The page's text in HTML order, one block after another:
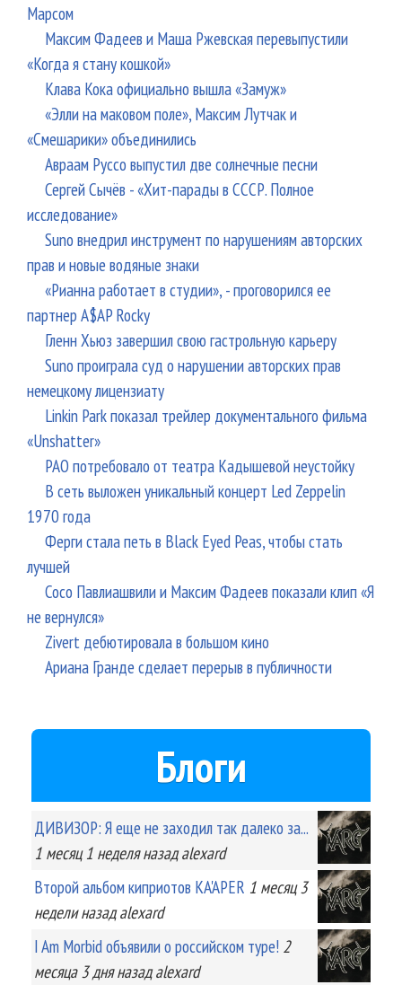
Марсом
Максим Фадеев и Маша Ржевская перевыпустили
«Когда я стану кошкой»
Клава Кока официально вышла «Замуж»
«Элли на маковом поле», Максим Лутчак и
«Смешарики» объединились
Авраам Руссо выпустил две солнечные песни
Сергей Сычёв - «Хит-парады в СССР. Полное
исследование»
Suno внедрил инструмент по нарушениям авторских
прав и новые водяные знаки
«Рианна работает в студии», - проговорился ее
партнер A$AP Rocky
Гленн Хьюз завершил свою гастрольную карьеру
Suno проиграла суд о нарушении авторских прав
немецкому лицензиату
Linkin Park показал трейлер документального фильма
«Unshatter»
РАО потребовало от театра Кадышевой неустойку
В сеть выложен уникальный концерт Led Zeppelin
1970 года
Ферги стала петь в Black Eyed Peas, чтобы стать
лучшей
Сосо Павлиашвили и Максим Фадеев показали клип «Я
не вернулся»
Zivert дебютировала в большом кино
Ариана Гранде сделает перерыв в публичности
Блоги
ДИВИЗОР: Я еще не заходил так далеко за...
1 месяц 1 неделяназад alexard
Второй альбом киприотов KA'APER 1 месяц 3
неделиназад alexard
I Am Morbid объявили о российском туре! 2
месяца 3 дняназад alexard